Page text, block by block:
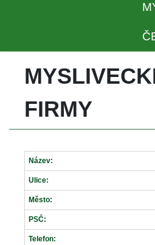
FIRMY
Název:
Ulice:
Město:
PSČ:
Telefon: